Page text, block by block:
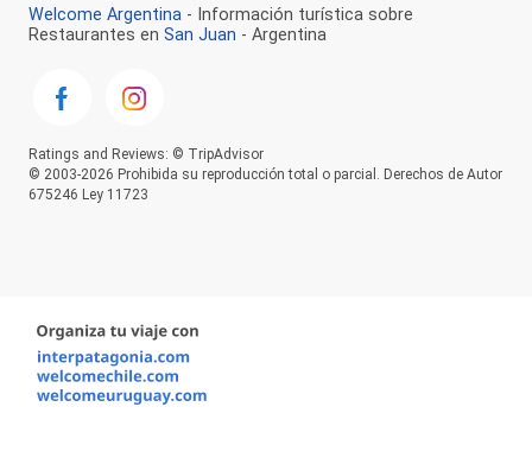
Welcome Argentina - Información turística sobre
Restaurantes en San Juan - Argentina
Ratings and Reviews: © TripAdvisor
© 2003-2026 Prohibida su reproducción total o parcial. Derechos de Autor
675246 Ley 11723